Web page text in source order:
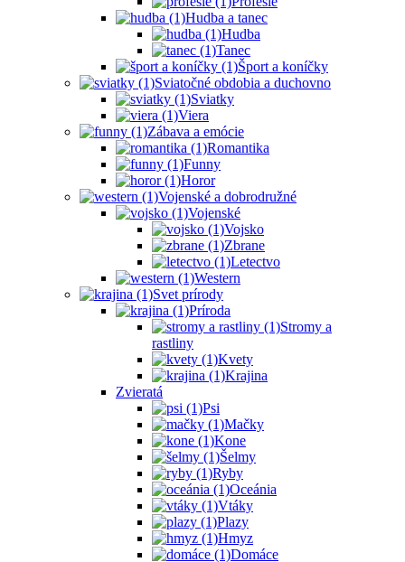
Hudba a tanec
Hudba
Tanec
Šport a koníčky
Sviatočné obdobia a duchovno
Sviatky
Viera
Zábava a emócie
Romantika
Funny
Horor
Vojenské a dobrodružné
Vojenské
Vojsko
Zbrane
Letectvo
Western
Svet prírody
Príroda
Stromy a
rastliny
Kvety
Krajina
Zvieratá
Psi
Mačky
Kone
Šelmy
Ryby
Oceánia
Vtáky
Plazy
Hmyz
Domáce